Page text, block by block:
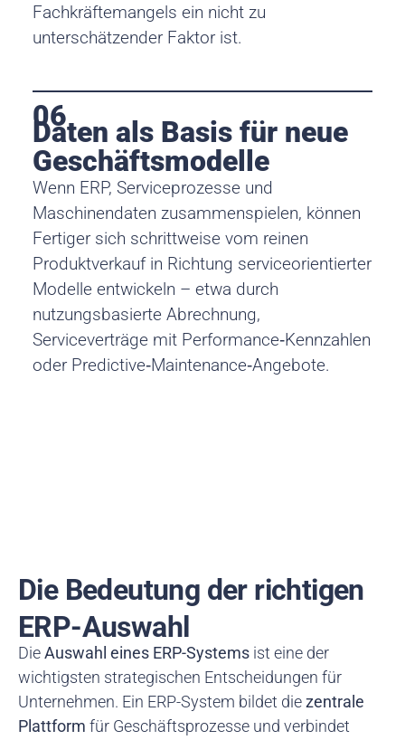
Fachkräftemangels ein nicht zu
unterschätzender Faktor ist.
06
Daten als Basis für neue
Geschäftsmodelle
Wenn ERP, Serviceprozesse und
Maschinendaten zusammenspielen, können
Fertiger sich schrittweise vom reinen
Produktverkauf in Richtung serviceorientierter
Modelle entwickeln – etwa durch
nutzungsbasierte Abrechnung,
Serviceverträge mit Performance‑Kennzahlen
oder Predictive‑Maintenance‑Angebote.
Die Bedeutung der richtigen
ERP-Auswahl
DieAuswahl eines ERP-Systems ist eine der
wichtigsten strategischen Entscheidungen für
Unternehmen. Ein ERP-System bildet diezentrale
Plattform für Geschäftsprozesse und verbindet